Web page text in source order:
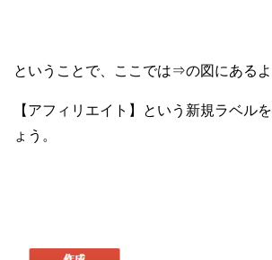
ということで、ここでは⇒の図にある
【アフィリエイト】という新規ラベル
ょう。